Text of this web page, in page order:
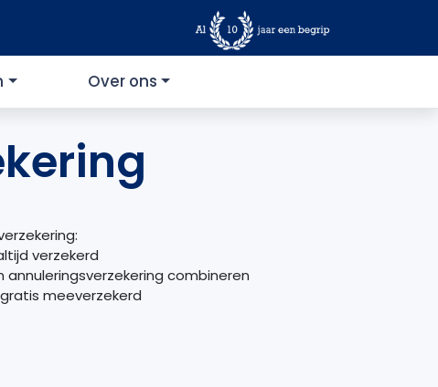
Over ons
verzekerd
annuleringsverzekering combineren
meeverzekerd